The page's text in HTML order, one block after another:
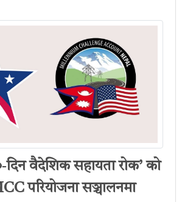
वैदेशिक सहायता रोक’ को
परियोजना सञ्चालनमा